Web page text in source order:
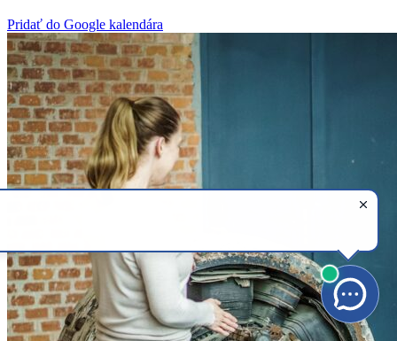
Pridať do Google kalendára